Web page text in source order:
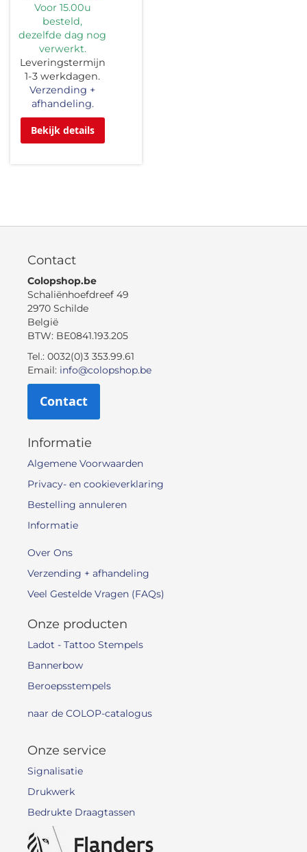
Voor 15.00u
besteld,
dezelfde dag nog
verwerkt.
Leveringstermijn
1-3 werkdagen.
Verzending +
afhandeling.
Bekijk details
Contact
Colopshop.be
Schaliënhoefdreef 49
2970 Schilde
België
BTW: BE0841.193.205
Tel.: 0032(0)3 353.99.61
Email: info@colopshop.be
Contact
Informatie
Algemene Voorwaarden
Privacy- en cookieverklaring
Bestelling annuleren
Informatie
Over Ons
Verzending + afhandeling
Veel Gestelde Vragen (FAQs)
Onze producten
Ladot - Tattoo Stempels
Bannerbow
Beroepsstempels
naar de COLOP-catalogus
Onze service
Signalisatie
Drukwerk
Bedrukte Draagtassen